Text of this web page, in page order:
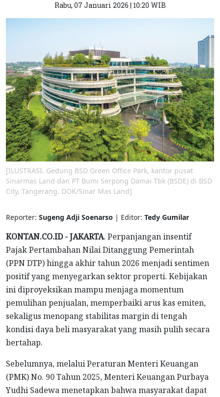
Rabu, 07 Januari 2026 | 10:20 WIB
[ILUSTRASI. Gedung BSD Green Office Park, kantor pusat
Sinarmas Land dan PT Bumi Serpong Damai Tbk (BSDE) di BSD
City, Tangerang. DOK/Sinar Mas Land]
Reporter: Sugeng Adji Soenarso | Editor: Tedy Gumilar
KONTAN.CO.ID - JAKARTA. Perpanjangan insentif
Pajak Pertambahan Nilai Ditanggung Pemerintah
(PPN DTP) hingga akhir tahun 2026 menjadi sentimen
positif yang menyegarkan sektor properti. Kebijakan
ini diproyeksikan mampu menjaga momentum
pemulihan penjualan, memperbaiki arus kas emiten,
sekaligus menopang stabilitas margin di tengah
kondisi daya beli masyarakat yang masih pulih secara
bertahap.
Sebelumnya, melalui Peraturan Menteri Keuangan
(PMK) No. 90 Tahun 2025, Menteri Keuangan Purbaya
Yudhi Sadewa menetapkan bahwa masyarakat dapat